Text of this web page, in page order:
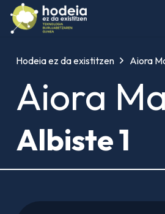
Hodeia ez da existitzen Aiora
Aiora
Albiste 1